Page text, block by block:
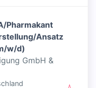
Pharmakant
Ansatz
w/d)
GmbH &